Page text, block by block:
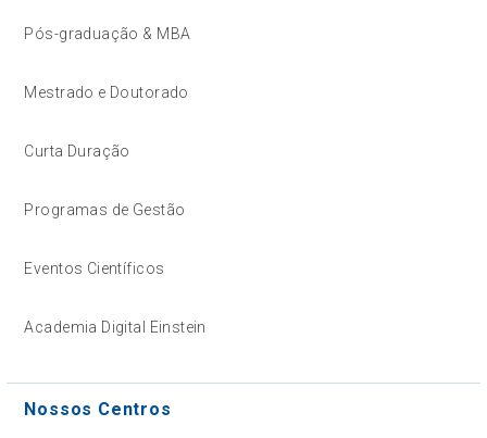
Pós-graduação & MBA
Mestrado e Doutorado
Curta Duração
Programas de Gestão
Eventos Científicos
Academia Digital Einstein
Nossos Centros